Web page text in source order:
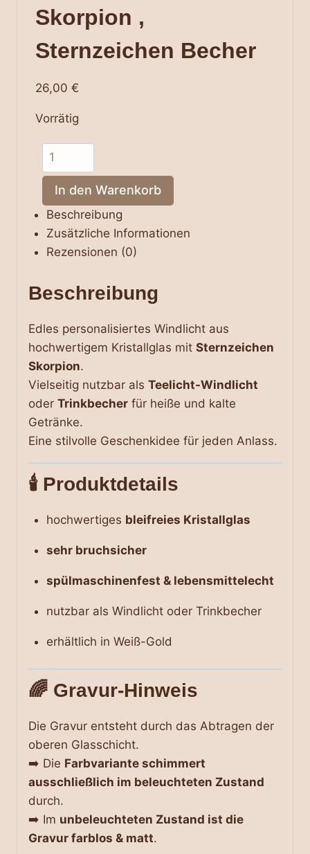
Skorpion ,
Sternzeichen Becher
26,00 €
Vorrätig
personalisiertes
Windlicht
Skorpion
Sternzeichen
Becher
In den Warenkorb
Beschreibung
Zusätzliche Informationen
Rezensionen (0)
Beschreibung
Edles personalisiertes Windlicht aus
hochwertigem Kristallglas mit Sternzeichen
Skorpion.
Vielseitig nutzbar als Teelicht-Windlicht
oder Trinkbecher für heiße und kalte
Getränke.
Eine stilvolle Geschenkidee für jeden Anlass.
🕯️ Produktdetails
hochwertiges bleifreies Kristallglas
sehr bruchsicher
spülmaschinenfest & lebensmittelecht
nutzbar als Windlicht oder Trinkbecher
erhältlich in Weiß-Gold
🌈 Gravur-Hinweis
Die Gravur entsteht durch das Abtragen der
oberen Glasschicht.
➡️ Die Farbvariante schimmert
ausschließlich im beleuchteten Zustand
durch.
➡️ Im unbeleuchteten Zustand ist die
Gravur farblos & matt.